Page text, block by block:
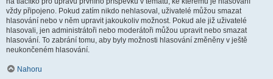
vždy připojeno. Pokud zatím nikdo nehlasoval, uživatelé můžou smazat
hlasování nebo v něm upravit jakoukoliv možnost. Pokud ale již uživatelé
hlasovali, jen administrátoři nebo moderátoři můžou upravit nebo smazat
hlasování. To zabrání tomu, aby byly možnosti hlasování změněny v ještě
neukončeném hlasování.
Nahoru